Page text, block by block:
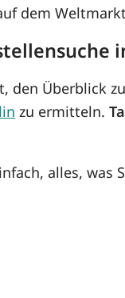
dem
den Überblick
zu ermitteln.
alles, was